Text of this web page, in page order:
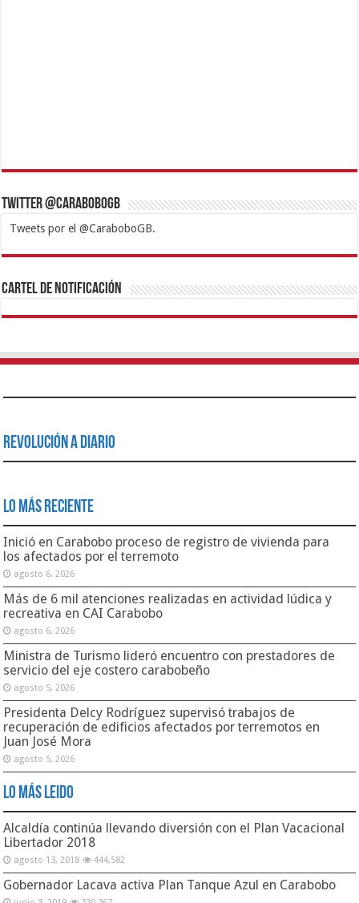
Twitter @CaraboboGB
Tweets por el @CaraboboGB.
1xbetBetturkeyBetistKralbetSupertotobetTipobetMatadorbetMariobet
https://mvbcasino.com/
Cartel de Notificación
Revolución a Diario
Lo Más Reciente
Inició en Carabobo proceso de registro de vivienda para
los afectados por el terremoto
agosto 6, 2026
Más de 6 mil atenciones realizadas en actividad lúdica y
recreativa en CAI Carabobo
agosto 6, 2026
Ministra de Turismo lideró encuentro con prestadores de
servicio del eje costero carabobeño
agosto 5, 2026
Presidenta Delcy Rodríguez supervisó trabajos de
recuperación de edificios afectados por terremotos en
Juan José Mora
agosto 5, 2026
Lo Más Leido
Alcaldía continúa llevando diversión con el Plan Vacacional
Libertador 2018
agosto 13, 2018 444,582
Gobernador Lacava activa Plan Tanque Azul en Carabobo